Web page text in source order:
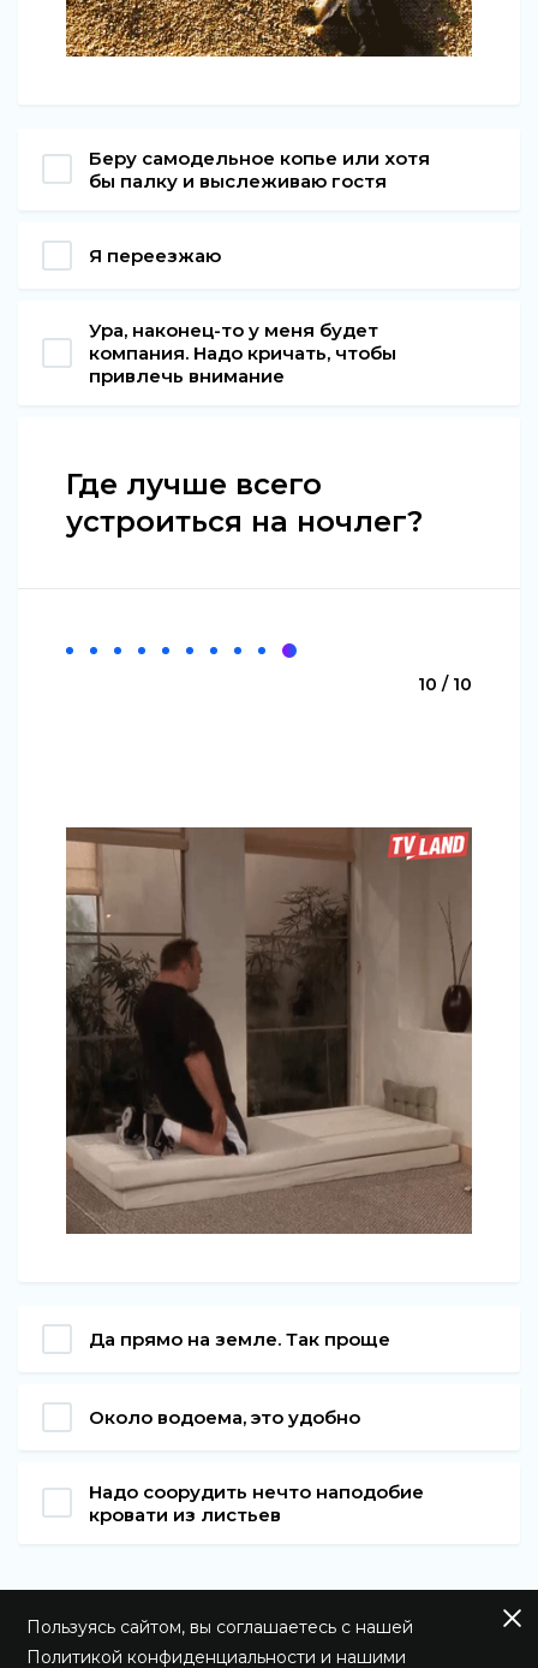
Беру самодельное копье или хотя
бы палку и выслеживаю гостя
Я переезжаю
Ура, наконец-то у меня будет
компания. Надо кричать, чтобы
привлечь внимание
Где лучше всего
устроиться на ночлег?
10 / 10
Да прямо на земле. Так проще
Около водоема, это удобно
Надо соорудить нечто наподобие
кровати из листьев
Пользуясь сайтом, вы соглашаетесь с нашей
Политикой конфиденциальности и нашими